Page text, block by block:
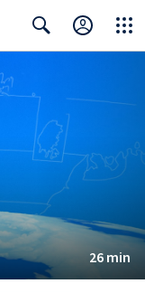
26 min